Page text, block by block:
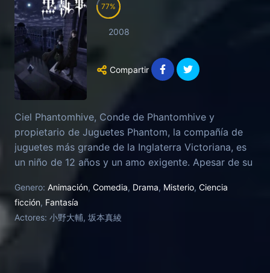
77
2008
Compartir
Ciel Phantomhive, Conde de Phantomhive y
propietario de Juguetes Phantom, la compañía de
juguetes más grande de la Inglaterra Victoriana, es
un niño de 12 años y un amo exigente. Apesar de su
confianza total de la Reina Victoria para hacerse
cargo de ciertos "casos" de índole extraña. A su
lado siempre está Sebastian Michaels, el perfecto
Genero: Animación, Comedia, Drama, Misterio, Ciencia
ficción, Fantasía
Actores: 小野大輔, 坂本真綾